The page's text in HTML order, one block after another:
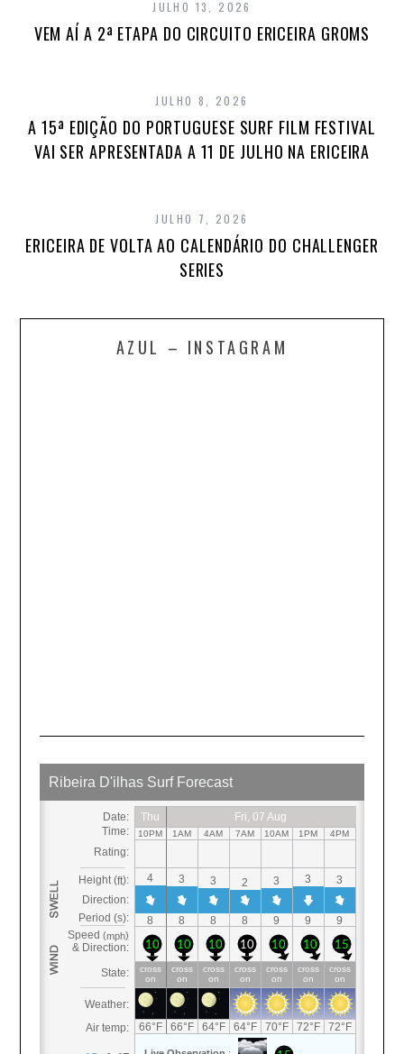
JULHO 13, 2026
VEM AÍ A 2ª ETAPA DO CIRCUITO ERICEIRA GROMS
JULHO 8, 2026
A 15ª EDIÇÃO DO PORTUGUESE SURF FILM FESTIVAL
VAI SER APRESENTADA A 11 DE JULHO NA ERICEIRA
JULHO 7, 2026
ERICEIRA DE VOLTA AO CALENDÁRIO DO CHALLENGER
SERIES
AZUL – INSTAGRAM